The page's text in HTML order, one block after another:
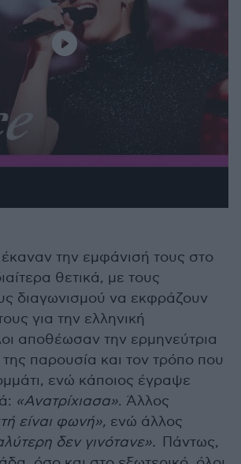
την εμφάνισή τους στο
θετικά, με τους
διαγωνισμού να εκφράζουν
για την ελληνική
αποθέωσαν την ερμηνεύτρια
της παρουσία και τον τρόπο που
ενώ κάποιος έγραψε
«Ανατρίχιασα». Άλλος
είναι φωνή», ενώ άλλος
δεν γινότανε». Πάντως,